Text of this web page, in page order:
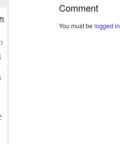
Comment
You must be logged in